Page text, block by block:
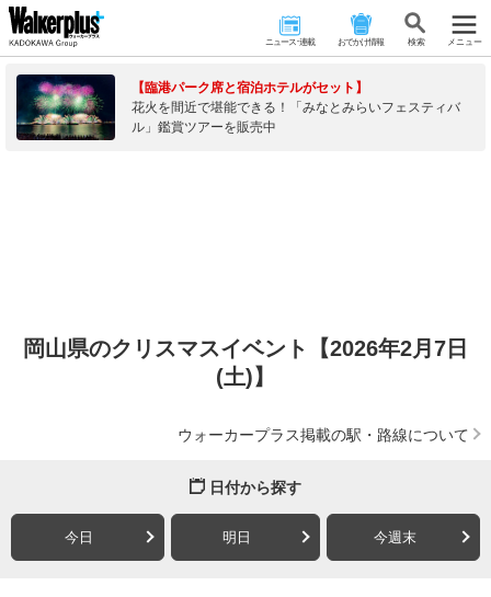
ニュース･連載 おでかけ情報 検 索 メニュー
【臨港パーク席と宿泊ホテルがセット】
花火を間近で堪能できる！「みなとみらいフェスティバ
ル」鑑賞ツアーを販売中
岡山県のクリスマスイベント【2026年2月7日
(土)】
ウォーカープラス掲載の駅・路線について
日付から探す
今日 明日 今週末